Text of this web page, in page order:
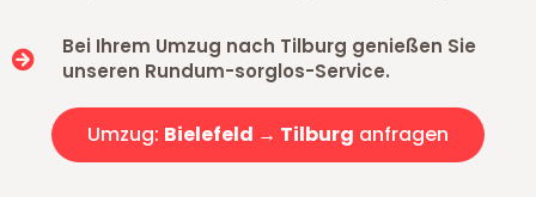
Bei Ihrem Umzug nach Tilburg genießen Sie
unseren Rundum-sorglos-Service.
Umzug: Bielefeld → Tilburg anfragen